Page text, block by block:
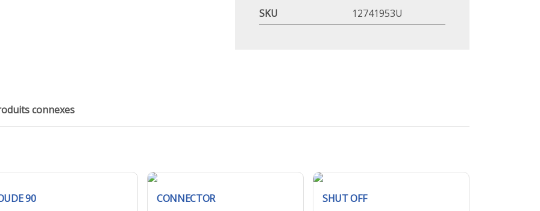
SKU 12741953U
connexes
90 CONNECTOR SHUT OFF